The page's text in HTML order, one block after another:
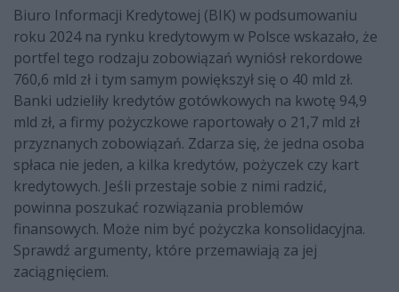
Biuro Informacji Kredytowej (BIK) w podsumowaniu
roku 2024 na rynku kredytowym w Polsce wskazało, że
portfel tego rodzaju zobowiązań wyniósł rekordowe
760,6 mld zł i tym samym powiększył się o 40 mld zł.
Banki udzieliły kredytów gotówkowych na kwotę 94,9
mld zł, a firmy pożyczkowe raportowały o 21,7 mld zł
przyznanych zobowiązań. Zdarza się, że jedna osoba
spłaca nie jeden, a kilka kredytów, pożyczek czy kart
kredytowych. Jeśli przestaje sobie z nimi radzić,
powinna poszukać rozwiązania problemów
finansowych. Może nim być pożyczka konsolidacyjna.
Sprawdź argumenty, które przemawiają za jej
zaciągnięciem.